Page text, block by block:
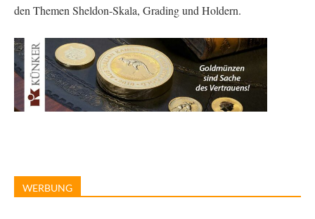
den Themen Sheldon-Skala, Grading und Holdern.
WERBUNG